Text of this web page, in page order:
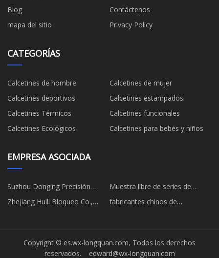
Blog
Contáctenos
mapa del sitio
Privacy Policy
CATEGORÍAS
Calcetines de hombre
Calcetines de mujer
Calcetines deportivos
Calcetines estampados
Calcetines Térmicos
Calcetines funcionales
Calcetines Ecológicos
Calcetines para bebés y niños
EMPRESA ASOCIADA
Suzhou Donging Precisión
Moho Co., Limitado
Muestra libre de series de
fosfato
Zhejiang Huili Bloqueo Co.,
fabricantes chinos de
Copyright © es.wx-longquan.com, Todos los derechos
reservados. edward@wx-longquan.com